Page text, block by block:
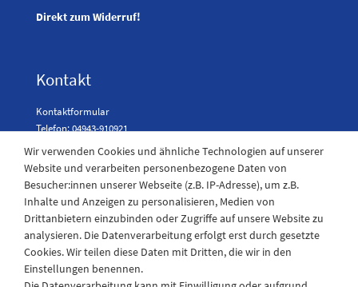
Direkt zum Widerruf!
Kontakt
Kontaktformular
Telefon: 04943-910921
Laden Öffnungszeiten
Montag - Freitag
08:30 - 12:30 und 13.00 - 17.30 Uhr
Samstags
08:30 bis 12:30 Uhr
Wir verwenden Cookies und ähnliche Technologien auf unserer
Website und verarbeiten personenbezogene Daten von
Besucher:innen unserer Webseite (z.B. IP-Adresse), um z.B.
Inhalte und Anzeigen zu personalisieren, Medien von
Drittanbietern einzubinden oder Zugriffe auf unsere Website zu
analysieren. Die Datenverarbeitung erfolgt erst durch gesetzte
Cookies. Wir teilen diese Daten mit Dritten, die wir in den
Einstellungen benennen.